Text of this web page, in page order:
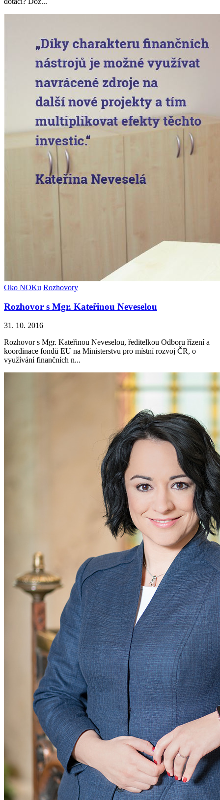
Oko NOKu Rozhovory
Rozhovor s Mgr. Kateřinou Neveselou
31. 10. 2016
Rozhovor s Mgr. Kateřinou Neveselou, ředitelkou Odboru řízení a
koordinace fondů EU na Ministerstvu pro místní rozvoj ČR, o
využívání finančních n...